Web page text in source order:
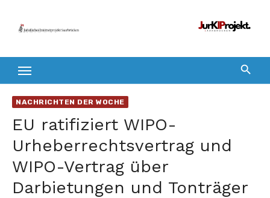
Inhalt
NACHRICHTEN DER WOCHE
EU ratifiziert WIPO-
Urheberrechtsvertrag und
WIPO-Vertrag über
Darbietungen und Tonträger